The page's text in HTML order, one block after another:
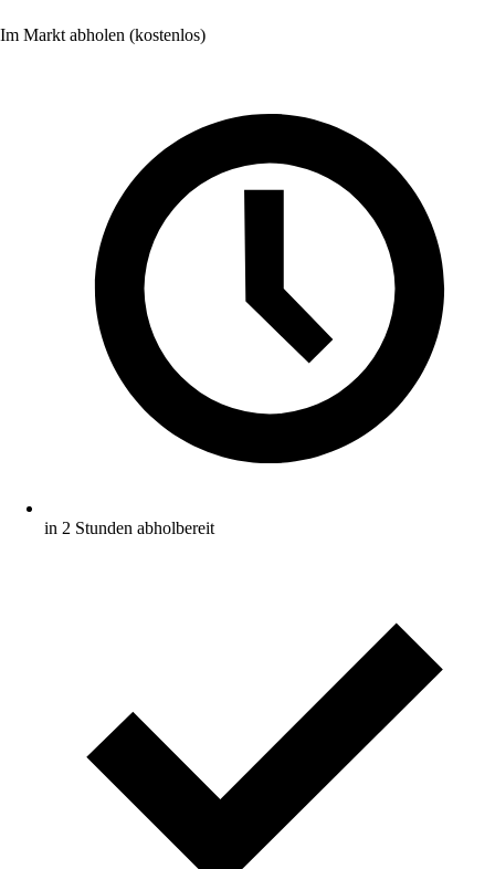
Im Markt abholen (kostenlos)
in 2 Stunden abholbereit